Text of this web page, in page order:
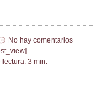
No hay comentarios
lectura: 3 min.